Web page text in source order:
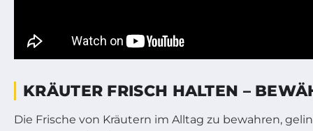
KRÄUTER FRISCH HALTEN –
Die Frische von Kräutern im Alltag zu bewahren,